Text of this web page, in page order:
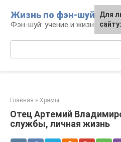
контенту
Жизнь по фэн-шуй
Фэн-шуй: учение и жизнь
Главная » Храмы
Отец Артемий
службы, личная жизнь
Для
Для